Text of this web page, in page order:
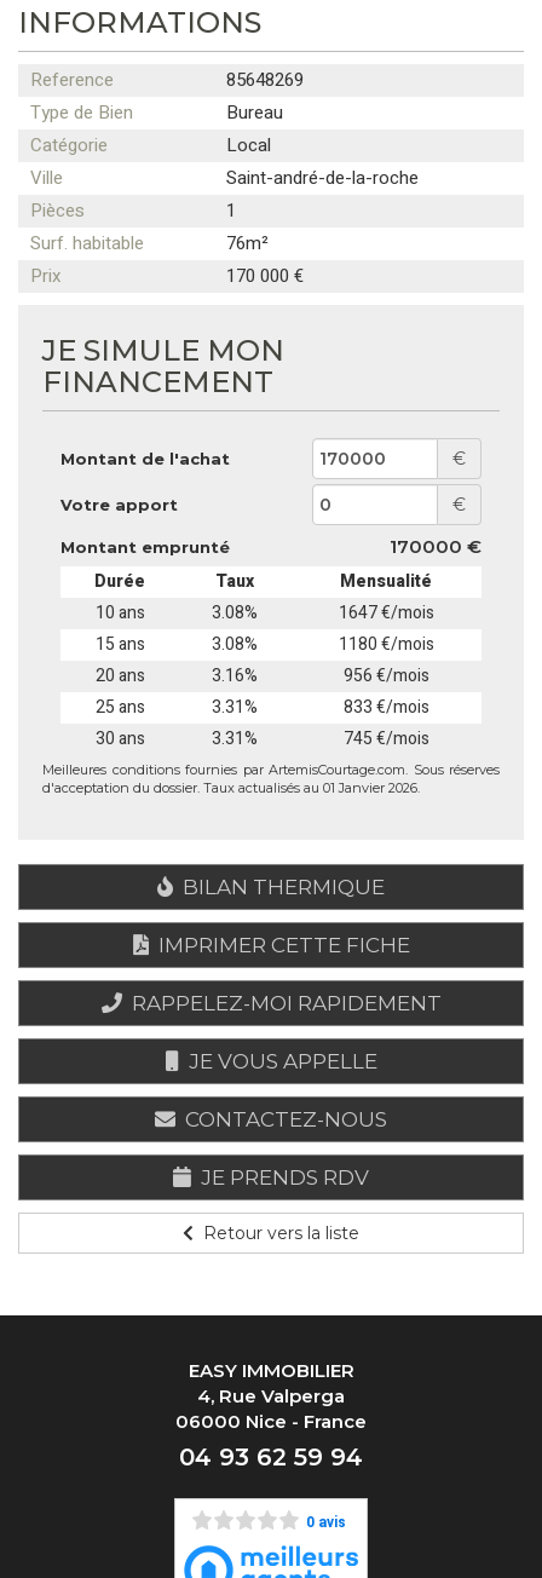
INFORMATIONS
Reference
85648269
Type de Bien
Bureau
Catégorie
Local
Ville
Saint-andré-de-la-roche
Pièces
1
Surf. habitable
76m²
Prix
170 000 €
JE SIMULE MON
FINANCEMENT
Montant de l'achat €
Votre apport €
Montant emprunté 170000 €
Durée Taux
Mensualité
10 ans
3.08%
1647 €/mois
15 ans
3.08%
1180 €/mois
20 ans
3.16%
956 €/mois
25 ans
3.31%
833 €/mois
30 ans
3.31% 745 €/mois
Meilleures conditions fournies par ArtemisCourtage.com. Sous réserves
d'acceptation du dossier. Taux actualisés au 01 Janvier 2026.
BILAN THERMIQUE
IMPRIMER CETTE FICHE
RAPPELEZ-MOI RAPIDEMENT
JE VOUS APPELLE
CONTACTEZ-NOUS
JE PRENDS RDV
Retour vers la liste
EASY IMMOBILIER
4, Rue Valperga
06000 Nice - France
04 93 62 59 94
0 avis